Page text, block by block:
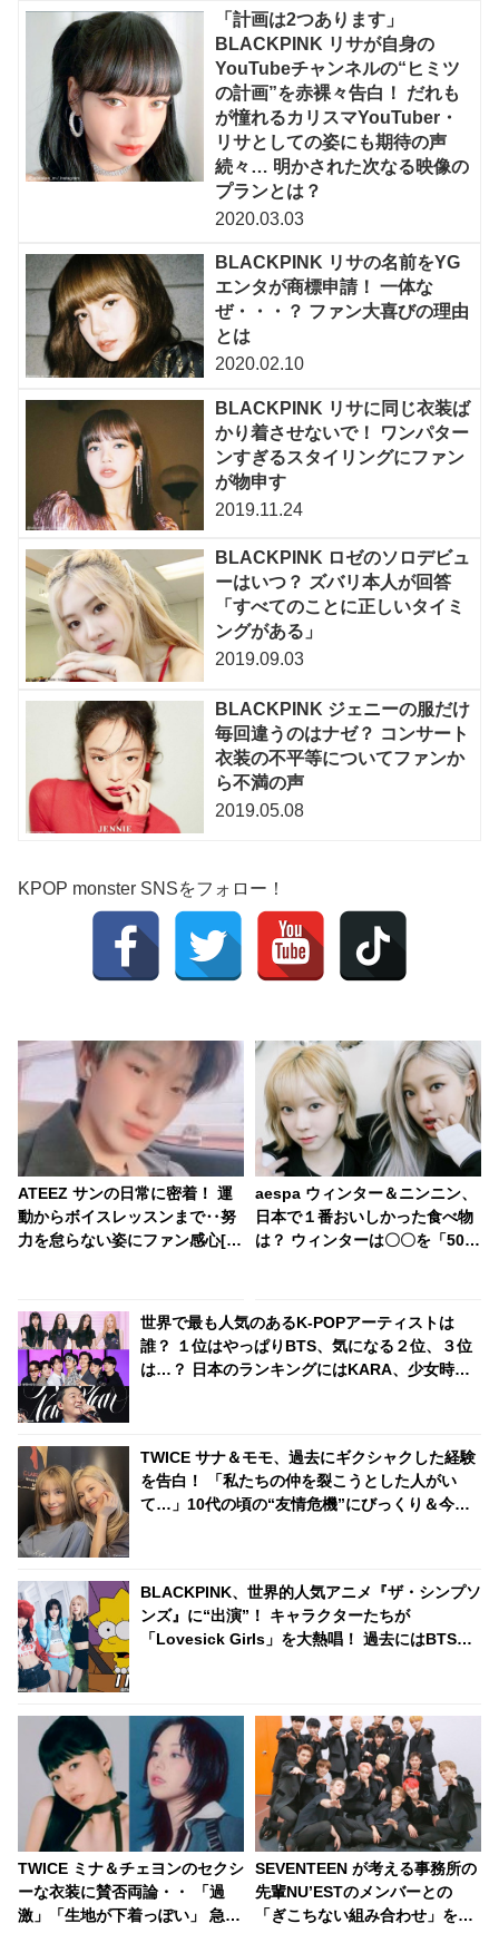
「計画は2つあります」
BLACKPINK リサが自身の
YouTubeチャンネルの“ヒミツ
の計画”を赤裸々告白！ だれも
が憧れるカリスマYouTuber・
リサとしての姿にも期待の声
続々… 明かされた次なる映像の
プランとは？
2020.03.03
BLACKPINK リサの名前をYG
エンタが商標申請！ 一体な
ぜ・・・？ ファン大喜びの理由
とは
2020.02.10
BLACKPINK リサに同じ衣装ば
かり着させないで！ ワンパター
ンすぎるスタイリングにファン
が物申す
2019.11.24
BLACKPINK ロゼのソロデビュ
ーはいつ？ ズバリ本人が回答
「すべてのことに正しいタイミ
ングがある」
2019.09.03
BLACKPINK ジェニーの服だけ
毎回違うのはナゼ？ コンサート
衣装の不平等についてファンか
ら不満の声
2019.05.08
KPOP monster SNSをフォロー！
ATEEZ サンの日常に密着！ 運
動からボイスレッスンまで‥努
力を怠らない姿にファン感心[動
aespa ウィンター＆ニンニン、
日本で１番おいしかった食べ物
は？ ウィンターは〇〇を「50個
世界で最も人気のあるK-POPアーティストは
誰？ １位はやっぱりBTS、気になる２位、３位
は…？ 日本のランキングにはKARA、少女時代
TWICE サナ＆モモ、過去にギクシャクした経験
を告白！ 「私たちの仲を裂こうとした人がい
て…」10代の頃の“友情危機”にびっくり＆今も
BLACKPINK、世界的人気アニメ『ザ・シンプソ
ンズ』に“出演”！ キャラクターたちが
「Lovesick Girls」を大熱唱！ 過去にはBTSも
TWICE ミナ＆チェヨンのセクシ
ーな衣装に賛否両論・・ 「過
激」「生地が下着っぽい」 急激
SEVENTEEN が考える事務所の
先輩NU’ESTのメンバーとの
「ぎこちない組み合わせ」を発